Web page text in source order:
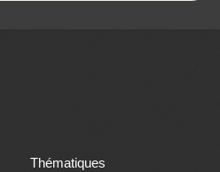
Thématiques